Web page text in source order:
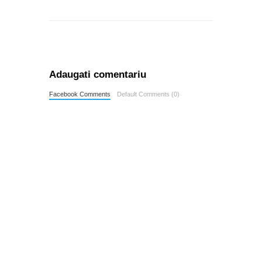
Adaugati comentariu
Facebook Comments Default Comments (0)